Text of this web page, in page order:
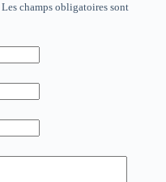
Les champs obligatoires sont